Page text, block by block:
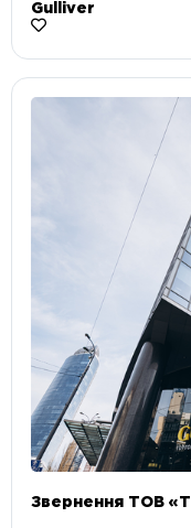
Gulliver
Звернення ТОВ